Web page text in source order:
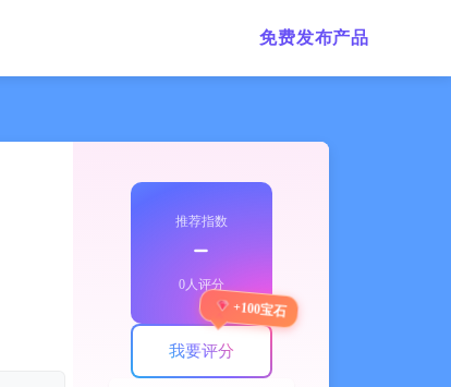
免费发布产品
推荐指数
﹣
0人评分
我要评分
+100宝石